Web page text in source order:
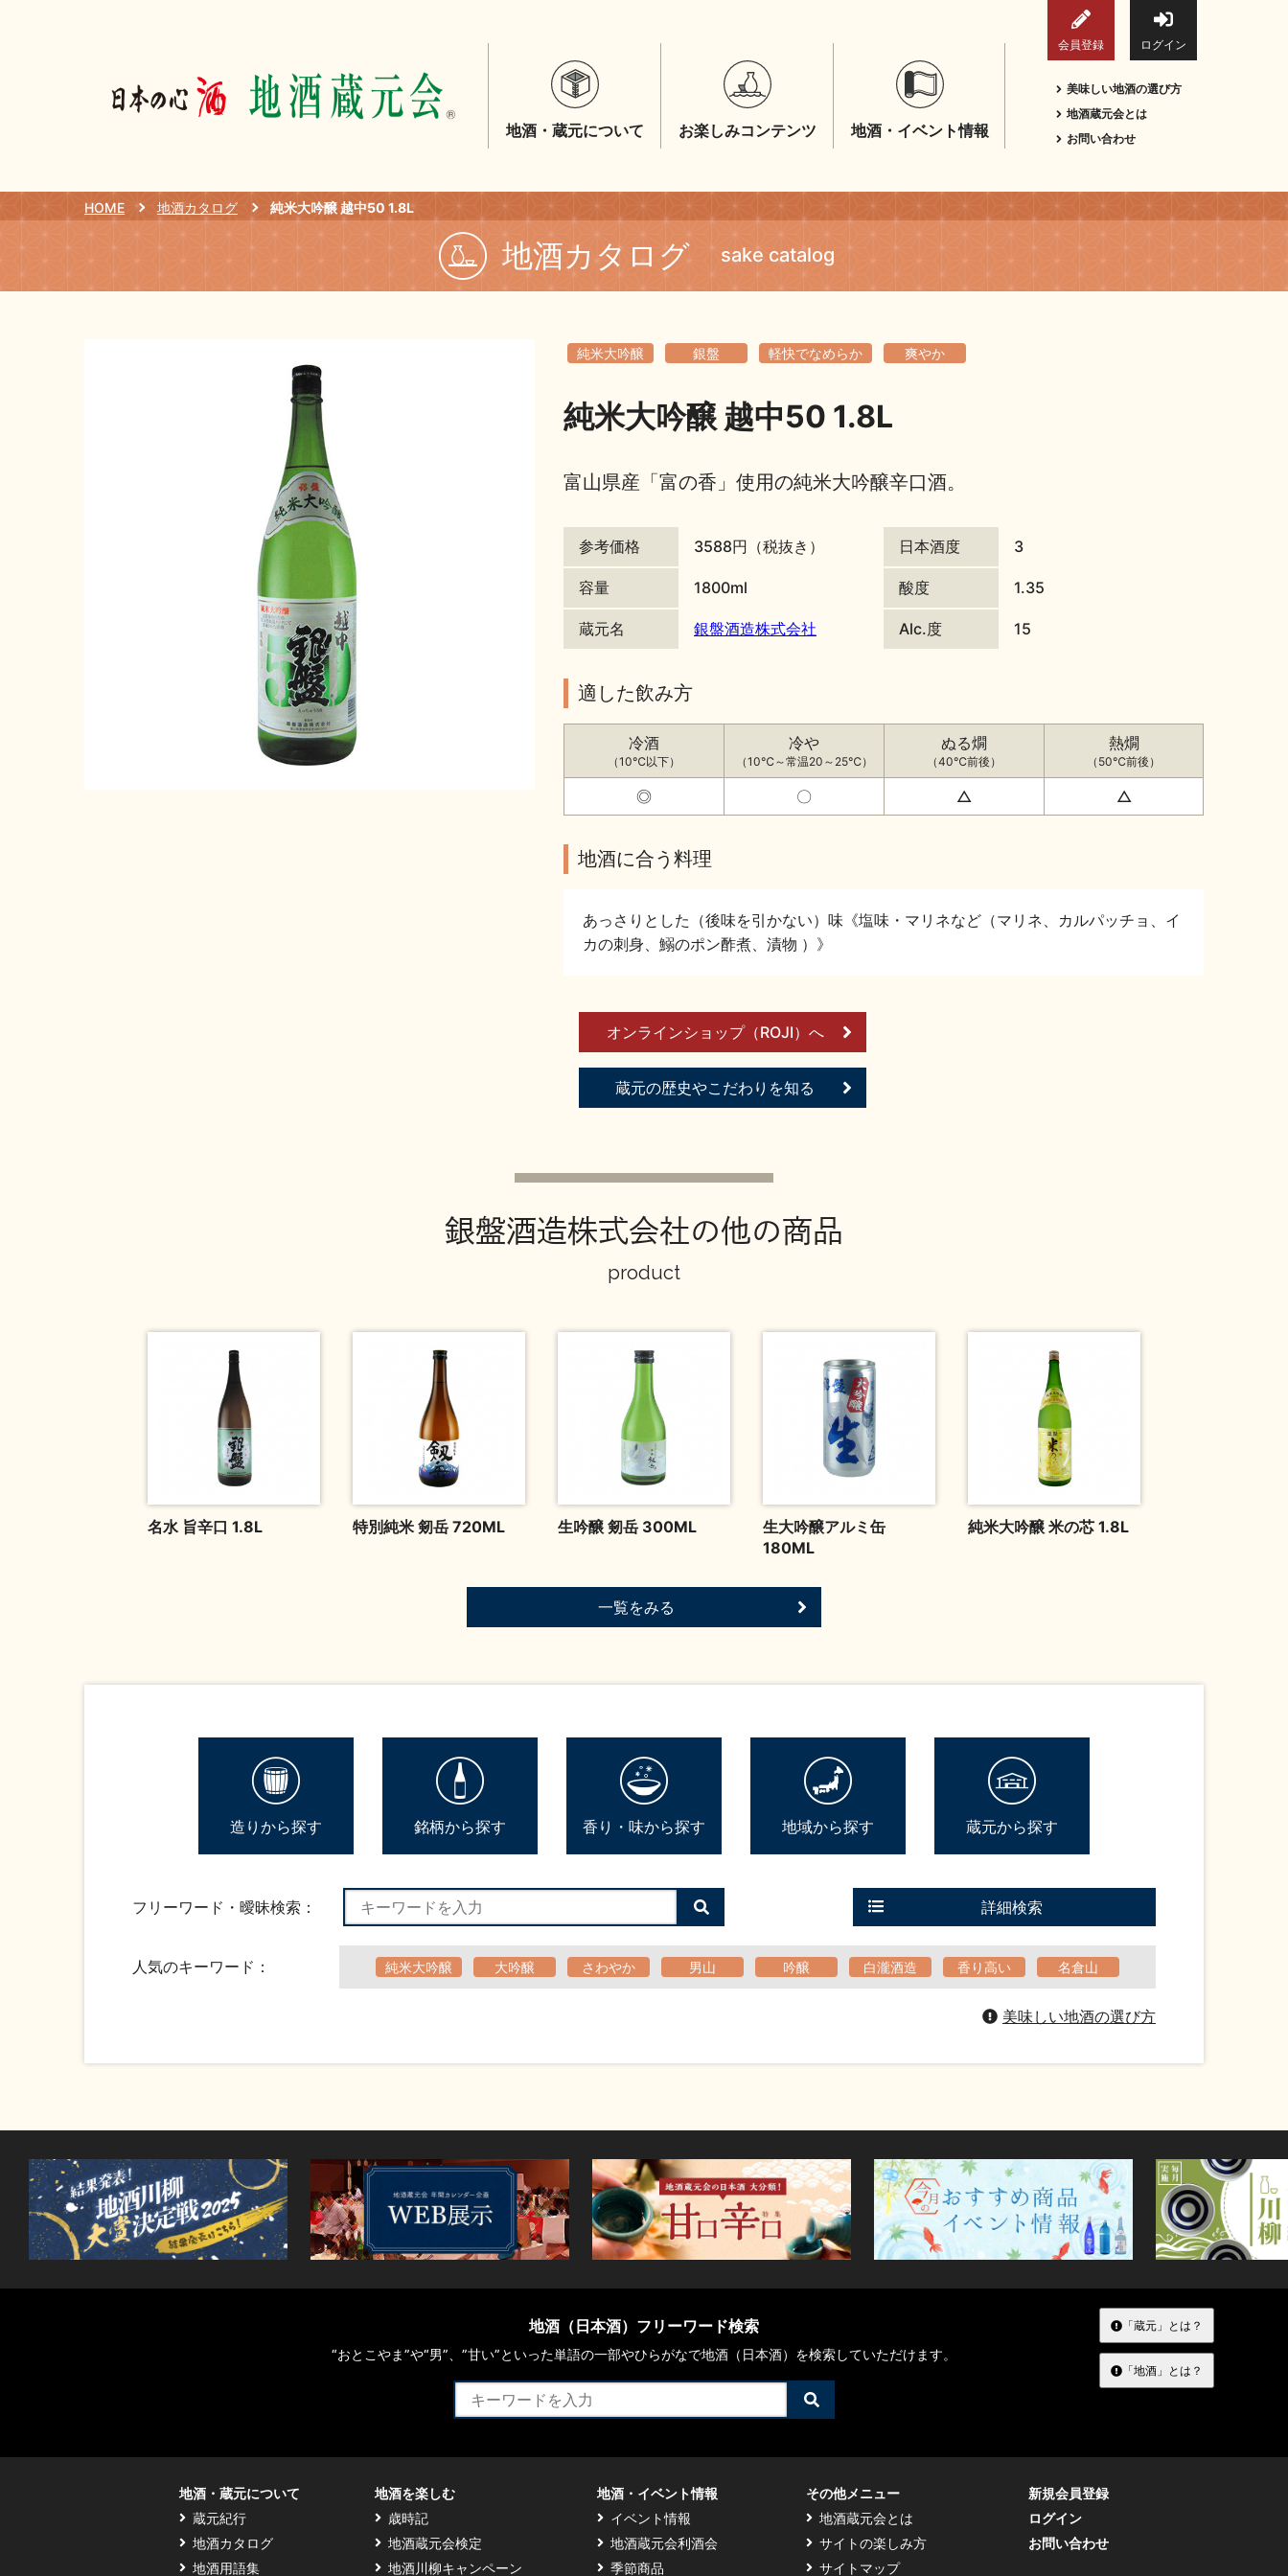
会員登録 ログイン
地酒・蔵元について お楽しみコンテンツ 地酒・イベント情報
美味しい地酒の選び方
地酒蔵元会とは
お問い合わせ
HOME 地酒カタログ 純米大吟醸 越中50 1.8L
地酒カタログ sake catalog
純米大吟醸 銀盤 軽快でなめらか 爽やか
純米大吟醸 越中50 1.8L
富山県産「富の香」使用の純米大吟醸辛口酒。
参考価格 3588円（税抜き）
容量 1800ml
蔵元名 銀盤酒造株式会社
日本酒度 3
酸度 1.35
Alc.度 15
適した飲み方
冷酒
（10℃以下）
冷や
（10℃～常温20～25℃）
ぬる燗
（40℃前後）
熱燗
（50℃前後）
◎ 〇 △ △
地酒に合う料理
あっさりとした（後味を引かない）味《塩味・マリネなど（マリネ、カルパッチョ、イ
カの刺身、鰯のポン酢煮、漬物 ）》
オンラインショップ（ROJI）へ
蔵元の歴史やこだわりを知る
銀盤酒造株式会社の他の商品
product
名水 旨辛口 1.8L 特別純米 剱岳 720ML 生吟醸 剱岳 300ML
生大吟醸アルミ缶
180ML
純米大吟醸 米の芯 1.8L
一覧をみる
造りから探す 銘柄から探す 香り・味から探す 地域から探す 蔵元から探す
フリーワード・曖昧検索：
検
索
る
詳細検索
人気のキーワード： 純米大吟醸 大吟醸 さわやか 男山 吟醸 白瀧酒造 香り高い 名倉山
美味しい地酒の選び方
地酒（日本酒）フリーワード検索
“おとこやま”や“男”、”甘い”といった単語の一部やひらがなで地酒（日本酒）を検索していただけます。
検
索
「蔵元」とは？
「地酒」とは？
地酒・蔵元について
蔵元紀行
地酒カタログ
地酒用語集
地酒を楽しむ
歳時記
地酒蔵元会検定
地酒川柳キャンペーン
地酒・イベント情報
イベント情報
地酒蔵元会利酒会
季節商品
その他メニュー
地酒蔵元会とは
サイトの楽しみ方
サイトマップ
新規会員登録
ログイン
お問い合わせ